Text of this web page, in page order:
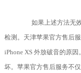
如果上述方法无效
检测。天津苹果官方售后
iPhone XS 外放破音的原
坏。苹果官方售后服务不